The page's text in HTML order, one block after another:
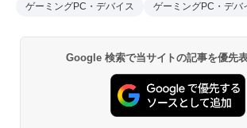
ゲーミングPC・デバイス ゲーミングPC・デバ
Google 検索で当サイトの記事を優先